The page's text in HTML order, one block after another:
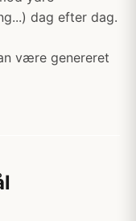
dag efter dag.
være genereret